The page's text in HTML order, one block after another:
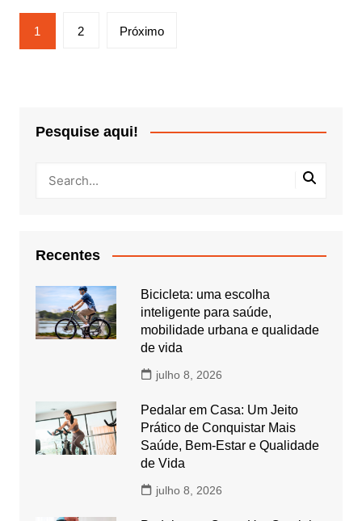
Navegação
por
1 2 Próximo
Pesquise aqui!
Recentes
Bicicleta: uma escolha
inteligente para saúde,
mobilidade urbana e qualidade
de vida
julho 8, 2026
Pedalar em Casa: Um Jeito
Prático de Conquistar Mais
Saúde, Bem-Estar e Qualidade
de Vida
julho 8, 2026